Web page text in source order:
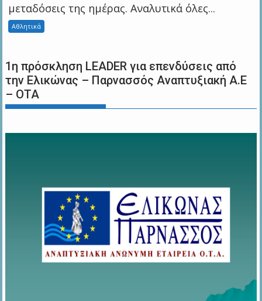
μεταδόσεις της ημέρας. Αναλυτικά όλες...
Αθλητικά
1η πρόσκληση LEADER για επενδύσεις από
την Ελικώνας – Παρνασσός Αναπτυξιακή Α.Ε
– ΟΤΑ